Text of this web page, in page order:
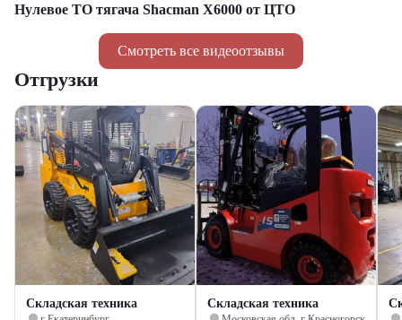
Смотреть все видеоотзывы
Нулевое ТО тягача Shacman Х6000 от ЦТО
Отгрузки
Складская техника Складская техника